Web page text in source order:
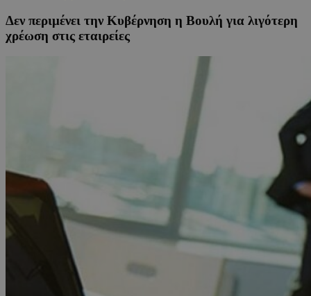
Δεν περιμένει την Κυβέρνηση η Βουλή για λιγότερη
χρέωση στις εταιρείες